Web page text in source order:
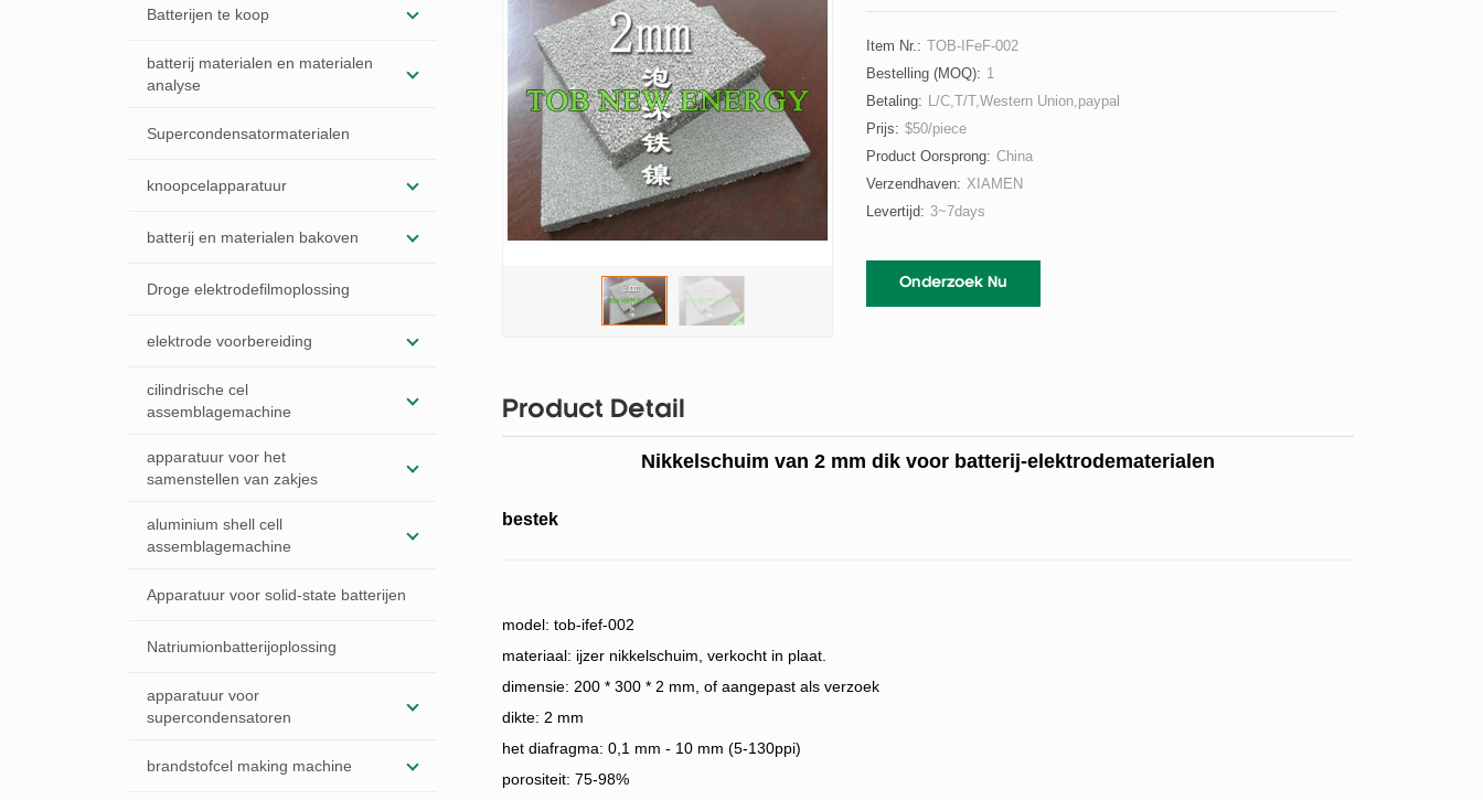
Batterijen te koop
batterij materialen en materialen
analyse
Supercondensatormaterialen
knoopcelapparatuur
batterij en materialen bakoven
Droge elektrodefilmoplossing
elektrode voorbereiding
cilindrische cel
assemblagemachine
apparatuur voor het
samenstellen van zakjes
aluminium shell cell
assemblagemachine
Apparatuur voor solid-state batterijen
Natriumionbatterijoplossing
apparatuur voor
supercondensatoren
brandstofcel making machine
Item Nr.: TOB-IFeF-002
Bestelling (MOQ): 1
Betaling: L/C,T/T,Western Union,paypal
Prijs: $50/piece
Product Oorsprong: China
Verzendhaven: XIAMEN
Levertijd: 3~7days
Onderzoek Nu
Product Detail
Nikkelschuim van 2 mm dik voor batterij-elektrodematerialen
bestek
model: tob-ifef-002
materiaal: ijzer nikkelschuim, verkocht in plaat.
dimensie: 200 * 300 * 2 mm, of aangepast als verzoek
dikte: 2 mm
het diafragma: 0,1 mm - 10 mm (5-130ppi)
porositeit: 75-98%